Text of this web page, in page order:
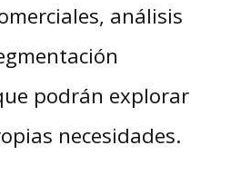
análisis
podrán explorar
necesidades.